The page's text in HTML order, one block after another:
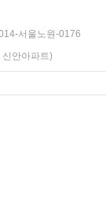
서울노원-0176
안아파트)